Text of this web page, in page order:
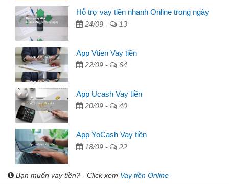
Hỗ trợ vay tiền nhanh Online trong ngày
24/09 - 13
App Vtien Vay tiền
22/09 - 64
App Ucash Vay tiền
20/09 - 40
App YoCash Vay tiền
18/09 - 22
Bạn muốn vay tiền? - Click xem Vay tiền Online